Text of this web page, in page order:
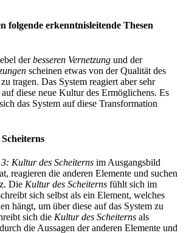
folgende erkenntnisleitende Thesen
derbesseren Vernetzung und der
scheinen etwas von der Qualität des
tragen. Das System reagiert aber sehr
diese neue Kultur des Ermöglichens. Es
das System auf diese Transformation
Kultur des Scheiterns im Ausgangsbild
reagieren die anderen Elemente und suchen
Die Kultur des Scheiterns fühlt sich im
sich selbst als ein Element, welches
hängt, um über diese auf das System zu
sich die Kultur des Scheiterns als
die Aussagen der anderen Elemente und